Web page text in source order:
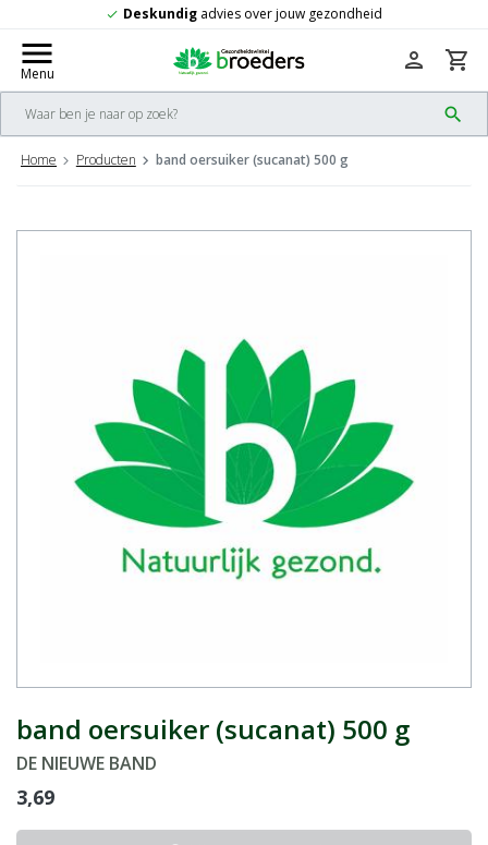
advies over jouw gezondheid
menu
Menu
search
person shopping_cart
Home Producten band oersuiker (sucanat) 500 g
band oersuiker (sucanat) 500 g
DE NIEUWE BAND
3,69